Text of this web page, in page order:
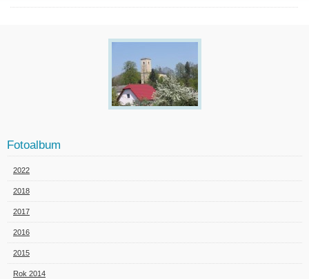
Fotoalbum
2022
2018
2017
2016
2015
Rok 2014